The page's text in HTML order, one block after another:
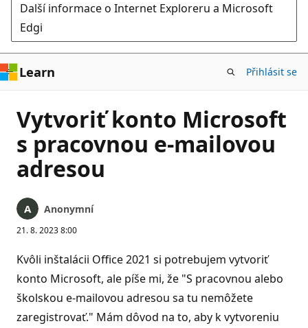
Další informace o Internet Exploreru a Microsoft
Edgi
Learn Přihlásit se
Vytvoriť konto Microsoft
s pracovnou e-mailovou
adresou
Anonymní
21. 8. 2023 8:00
Kvôli inštalácii Office 2021 si potrebujem vytvoriť
konto Microsoft, ale píše mi, že "S pracovnou alebo
školskou e-mailovou adresou sa tu nemôžete
zaregistrovať." Mám dôvod na to, aby k vytvoreniu